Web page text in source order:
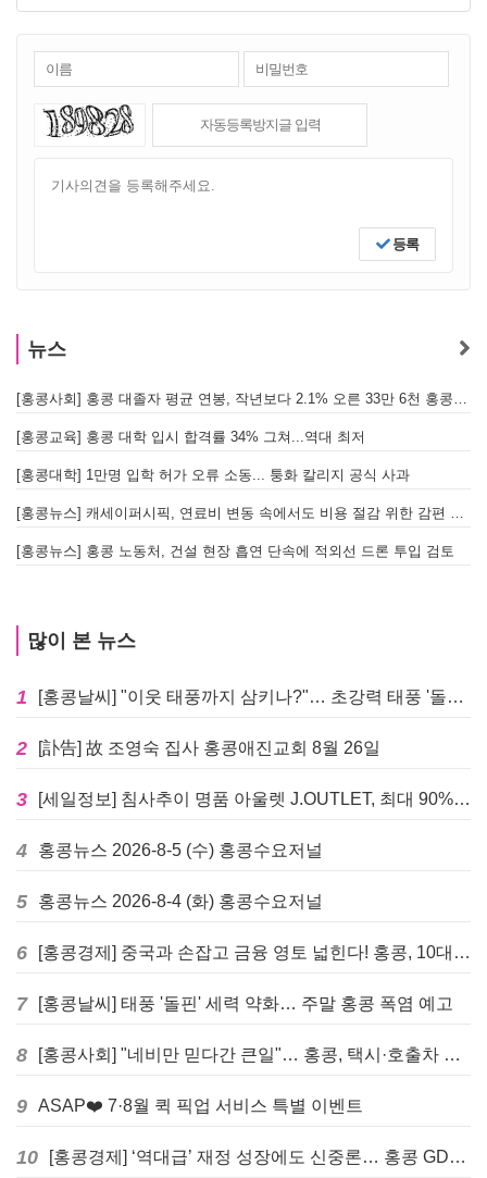
등록
뉴스
[홍콩교육] 홍콩 대학 입시 합격률 34% 그쳐...역대 최저
[홍콩대학] 1만명 입학 허가 오류 소동... 퉁화 칼리지 공식 사과
[홍콩뉴스] 홍콩 노동처, 건설 현장 흡연 단속에 적외선 드론 투입 검토
많이 본 뉴스
1 [홍콩날씨] "이웃 태풍까지 삼키나?"… 초강력 태풍 '돌핀' 세력 재확장
2 [訃告] 故 조영숙 집사 홍콩애진교회 8월 26일
3 [세일정보] 침사추이 명품 아울렛 J.OUTLET, 최대 90% 빅 세일 진행
4 홍콩뉴스 2026-8-5 (수) 홍콩수요저널
5 홍콩뉴스 2026-8-4 (화) 홍콩수요저널
6 [홍콩경제] 중국과 손잡고 금융 영토 넓힌다! 홍콩, 10대 신규 정책 발표
7 [홍콩날씨] 태풍 '돌핀' 세력 약화… 주말 홍콩 폭염 예고
8 [홍콩사회] "네비만 믿다간 큰일"… 홍콩, 택시·호출차 통합 시험 도입하며 규제 본격화
9 ASAP❤️ 7·8월 퀵 픽업 서비스 특별 이벤트
10 [홍콩경제] ‘역대급’ 재정 성장에도 신중론… 홍콩 GDP 전망 상향 속 “지정학적 리스크 경계”